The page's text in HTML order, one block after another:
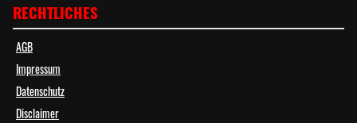
RECHTLICHES
AGB
Impressum
Datenschutz
Disclaimer